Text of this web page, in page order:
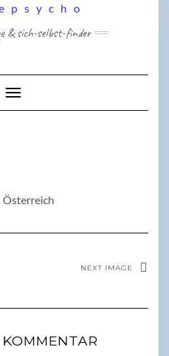
& sich-selbst-finder
Toggle Navigation
NEXT IMAGE